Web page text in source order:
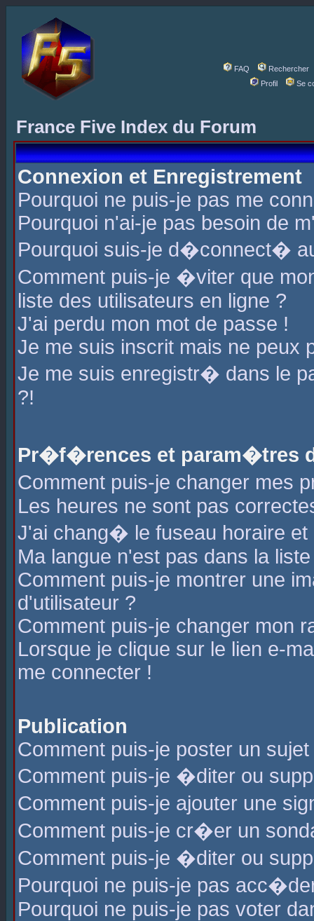
FAQ
Rechercher
Profil
Se
France Five Index du Forum
Connexion et Enregistrement
Pourquoi ne puis-je pas me
Pourquoi n'ai-je pas besoin de
Pourquoi suis-je d�connect�
Comment puis-je �viter que
liste des utilisateurs en ligne ?
J'ai perdu mon mot de passe !
Je me suis inscrit mais ne peux
Je me suis enregistr� dans le
?!
Pr�f�rences et param�tres
Comment puis-je changer mes
Les heures ne sont pas
J'ai chang� le fuseau horaire
Ma langue n'est pas dans la
Comment puis-je montrer une
d'utilisateur ?
Comment puis-je changer mon
Lorsque je clique sur le lien e-
me connecter !
Publication
Comment puis-je poster un
Comment puis-je �diter ou
Comment puis-je ajouter une
Comment puis-je cr�er un
Comment puis-je �diter ou
Pourquoi ne puis-je pas
Pourquoi ne puis-je pas voter